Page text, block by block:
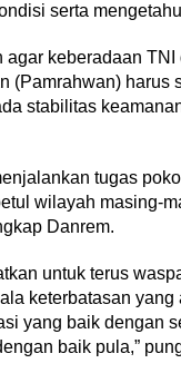
serta
keberadaan
(Pamrahwan) harus
stabilitas
tugas
wilayah masing-
Danrem.
untuk terus
keterbatasan yang
yang baik dengan
baik pula,”